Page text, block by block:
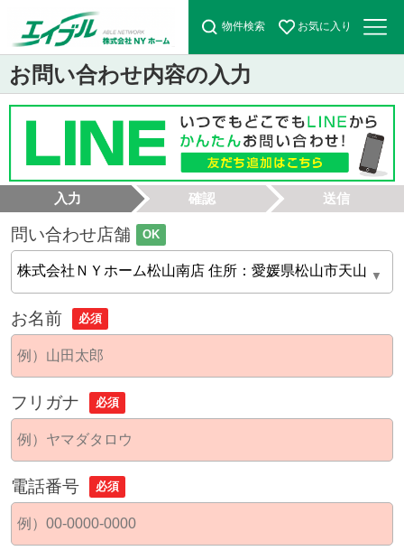
物件検索 お気に入り
お問い合わせ内容の入力
入力 確認 送信
問い合わせ店舗 OK
お名前 必須
フリガナ 必須
電話番号 必須